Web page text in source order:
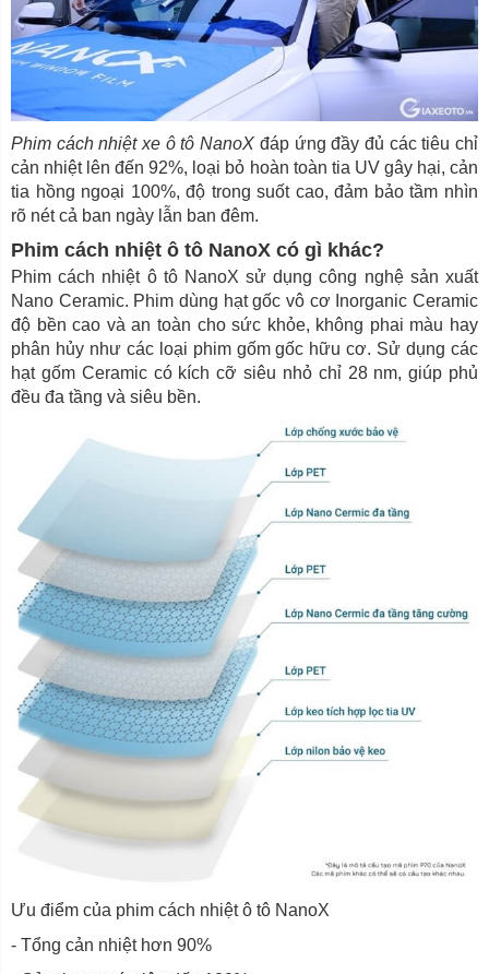
Phim cách nhiệt xe ô tô NanoX đáp ứng đầy đủ các tiêu chỉ
cản nhiệt lên đến 92%, loại bỏ hoàn toàn tia UV gây hại, cản
tia hồng ngoại 100%, độ trong suốt cao, đảm bảo tầm nhìn
rõ nét cả ban ngày lẫn ban đêm.
Phim cách nhiệt ô tô NanoX có gì khác?
Phim cách nhiệt ô tô NanoX sử dụng công nghệ sản xuất
Nano Ceramic. Phim dùng hạt gốc vô cơ Inorganic Ceramic
độ bền cao và an toàn cho sức khỏe, không phai màu hay
phân hủy như các loại phim gốm gốc hữu cơ. Sử dụng các
hạt gốm Ceramic có kích cỡ siêu nhỏ chỉ 28 nm, giúp phủ
đều đa tầng và siêu bền.
Ưu điểm của phim cách nhiệt ô tô NanoX
- Tổng cản nhiệt hơn 90%